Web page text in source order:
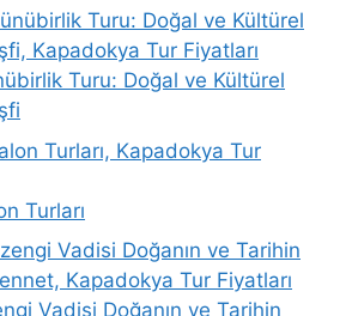
Turu: Doğal ve Kültürel
Turları
Vadisi Doğanın ve Tarihin